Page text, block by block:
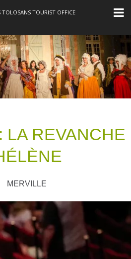
TOURIST OFFICE
LA REVANCHE
MERVILLE